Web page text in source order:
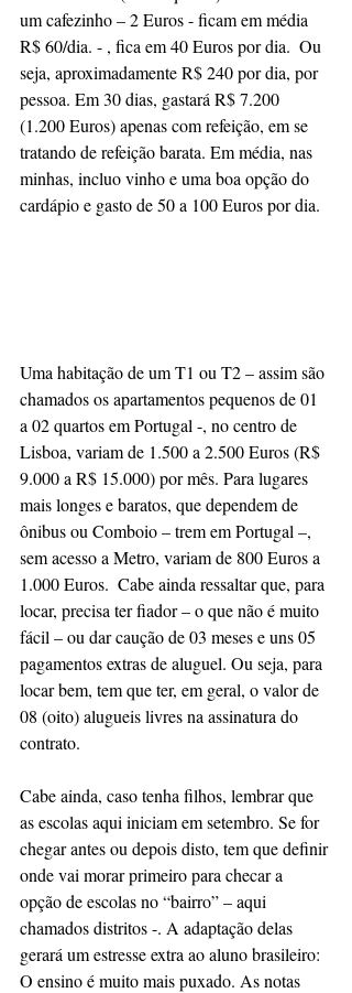
um cafezinho – 2 Euros - ficam em média
R$ 60/dia. - , fica em 40 Euros por dia.  Ou
seja, aproximadamente R$ 240 por dia, por
pessoa. Em 30 dias, gastará R$ 7.200
(1.200 Euros) apenas com refeição, em se
tratando de refeição barata. Em média, nas
minhas, incluo vinho e uma boa opção do
cardápio e gasto de 50 a 100 Euros por dia.
Uma habitação de um T1 ou T2 – assim são
chamados os apartamentos pequenos de 01
a 02 quartos em Portugal -, no centro de
Lisboa, variam de 1.500 a 2.500 Euros (R$
9.000 a R$ 15.000) por mês. Para lugares
mais longes e baratos, que dependem de
ônibus ou Comboio – trem em Portugal –,
sem acesso a Metro, variam de 800 Euros a
1.000 Euros.  Cabe ainda ressaltar que, para
locar, precisa ter fiador – o que não é muito
fácil – ou dar caução de 03 meses e uns 05
pagamentos extras de aluguel. Ou seja, para
locar bem, tem que ter, em geral, o valor de
08 (oito) alugueis livres na assinatura do
contrato.
Cabe ainda, caso tenha filhos, lembrar que
as escolas aqui iniciam em setembro. Se for
chegar antes ou depois disto, tem que definir
onde vai morar primeiro para checar a
opção de escolas no “bairro” – aqui
chamados distritos -. A adaptação delas
gerará um estresse extra ao aluno brasileiro:
O ensino é muito mais puxado. As notas